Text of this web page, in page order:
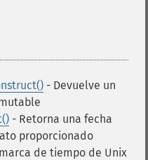
- Devuelve un
- Retorna una fecha
proporcionado
de tiempo de Unix